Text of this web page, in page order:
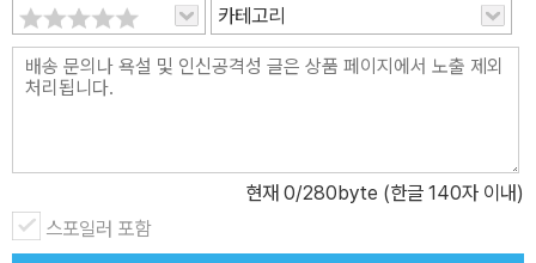
카테고리
현재 0/280byte (한글 140자 이내)
스포일러 포함